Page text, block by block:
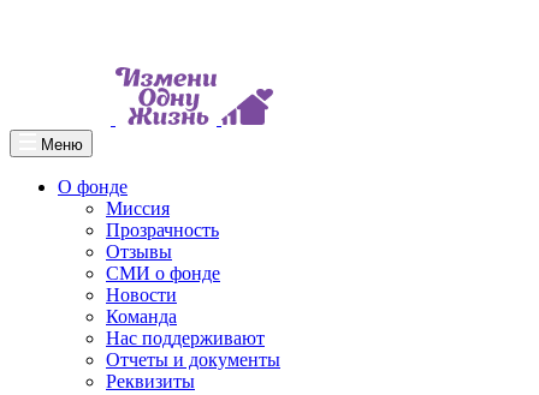
Меню
О фонде
Миссия
Прозрачность
Отзывы
СМИ о фонде
Новости
Команда
Нас поддерживают
Отчеты и документы
Реквизиты